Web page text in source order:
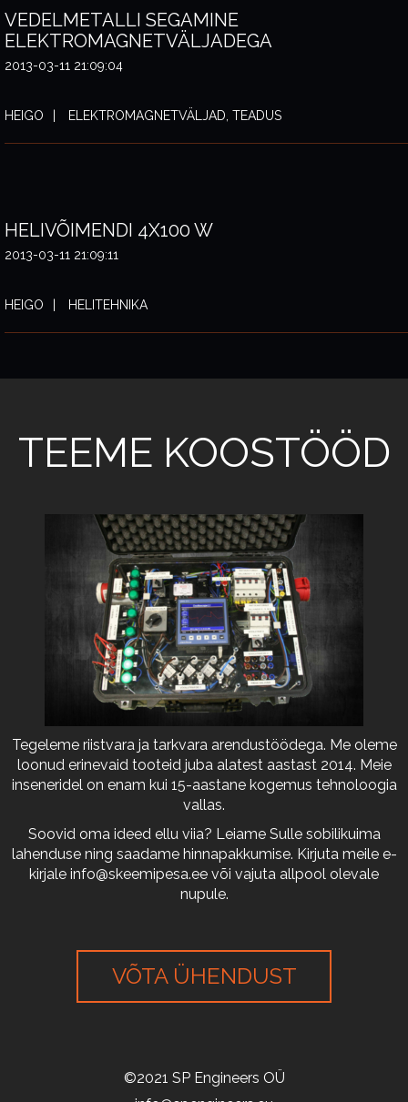
VEDELMETALLI SEGAMINE
ELEKTROMAGNETVÄLJADEGA
2013-03-11 21:09:04
HEIGO ELEKTROMAGNETVÄLJAD, TEADUS
HELIVÕIMENDI 4X100 W
2013-03-11 21:09:11
HEIGO HELITEHNIKA
TEEME KOOSTÖÖD
Tegeleme riistvara ja tarkvara arendustöödega. Me oleme
loonud erinevaid tooteid juba alatest aastast 2014. Meie
inseneridel on enam kui 15-aastane kogemus tehnoloogia
vallas.
Soovid oma ideed ellu viia? Leiame Sulle sobilikuima
lahenduse ning saadame hinnapakkumise. Kirjuta meile e-
kirjale info@skeemipesa.ee või vajuta allpool olevale
nupule.
VÕTA ÜHENDUST
©2021 SP Engineers OÜ